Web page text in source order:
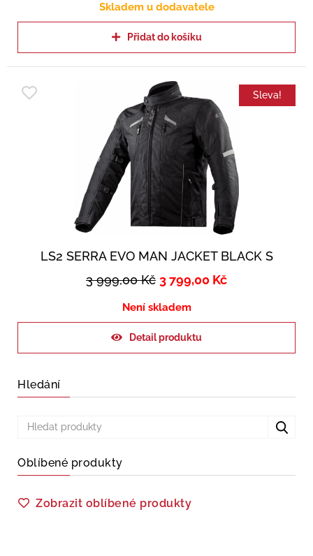
Skladem u dodavatele
Přidat do košíku
Sleva!
LS2 SERRA EVO MAN JACKET BLACK S
3 999,00Kč 3 799,00 Kč
Není skladem
Detail produktu
Hledání
Oblíbené produkty
Zobrazit oblíbené produkty